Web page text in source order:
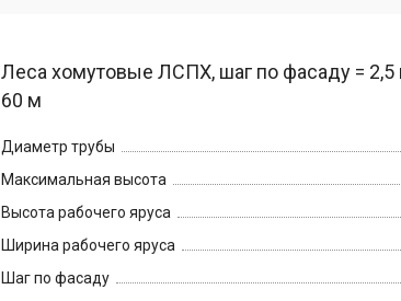
Леса хомутовые ЛСПХ, шаг по фасаду = 2,5
60 м
Диаметр трубы
Максимальная высота
Высота рабочего яруса
Ширина рабочего яруса
Шаг по фасаду